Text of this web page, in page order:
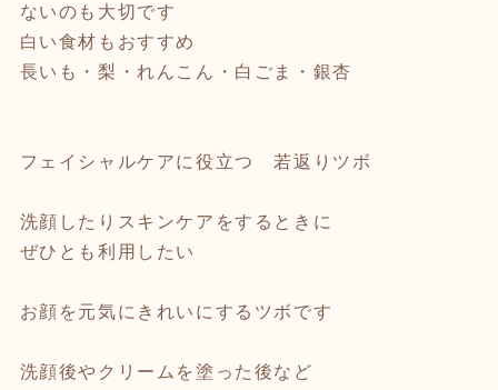
ないのも大切です
白い食材もおすすめ
長いも・梨・れんこん・白ごま・銀杏
フェイシャルケアに役立つ 若返りツボ
洗顔したりスキンケアをするときに
ぜひとも利用したい
お顔を元気にきれいにするツボです
洗顔後やクリームを塗った後など